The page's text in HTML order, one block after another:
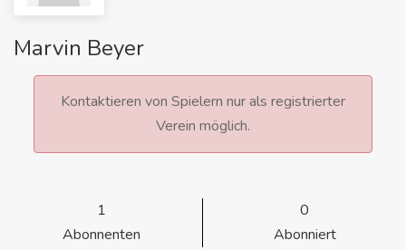
Marvin Beyer
Kontaktieren von Spielern nur als registrierter
Verein möglich.
1
Abonnenten
0
Abonniert